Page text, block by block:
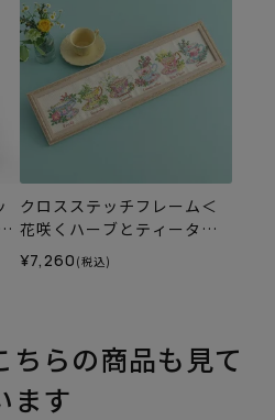
クロスステッチフレーム＜
花咲くハーブとティータイ
ム＞
¥7,260 (税込)
ちらの商品も見て
ます